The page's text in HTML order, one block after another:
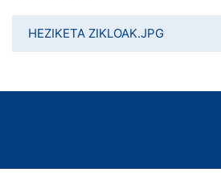
HEZIKETA ZIKLOAK.JPG